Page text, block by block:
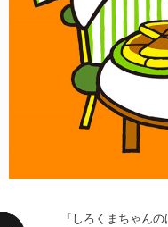
『しろくまちゃん